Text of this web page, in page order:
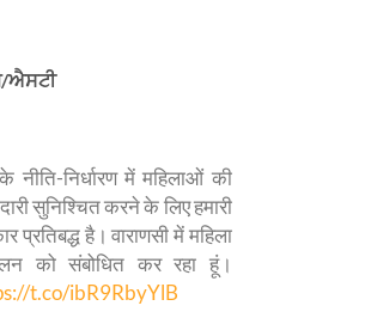
ਐਸਟੀ
नीति-निर्धारण में महिलाओं की
सुनिश्चित करने के लिए हमारी
प्रतिबद्ध है। वाराणसी में महिला
को संबोधित कर रहा हूं।
t.co/ibR9RbyYlB